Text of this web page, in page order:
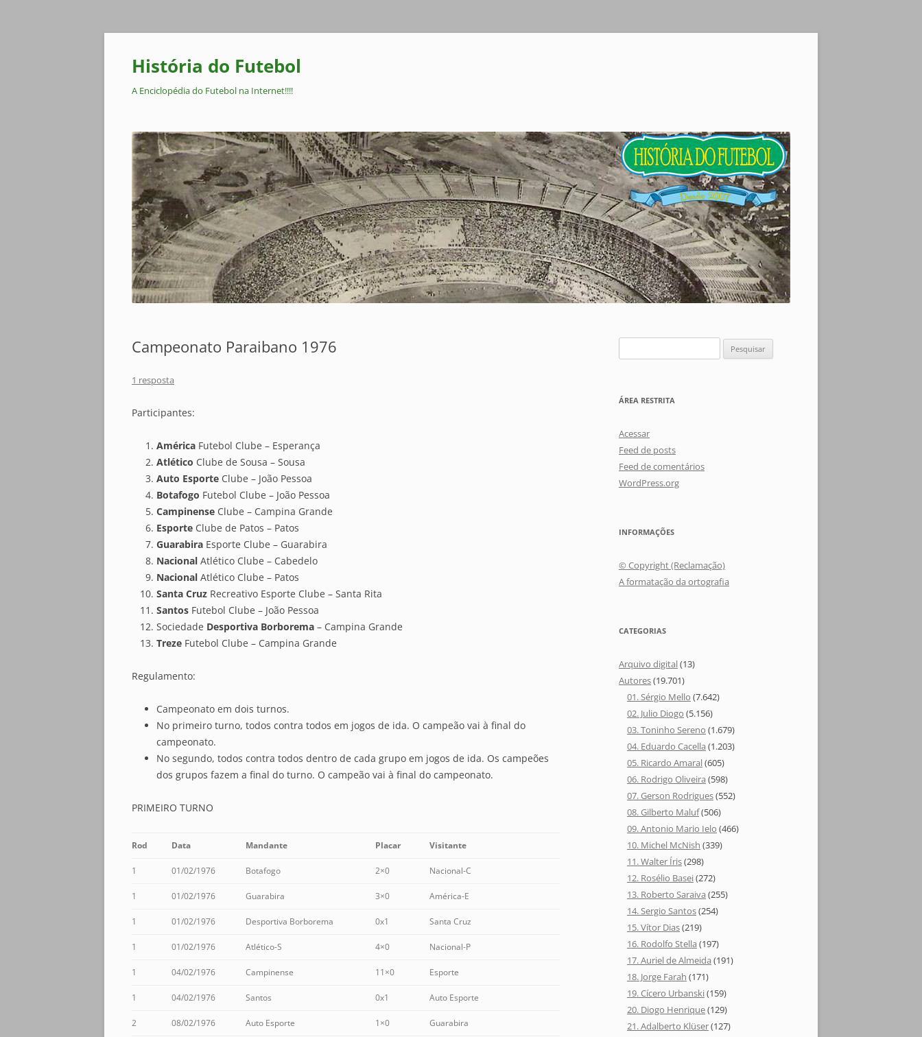
Pular
conteúdo
História do Futebol
A Enciclopédia do Futebol na Internet!!!!
Campeonato Paraibano 1976
1 resposta
Participantes:
América Futebol Clube – Esperança
Atlético Clube de Sousa – Sousa
Auto Esporte Clube – João Pessoa
Botafogo Futebol Clube – João Pessoa
Campinense Clube – Campina Grande
Esporte Clube de Patos – Patos
Guarabira Esporte Clube – Guarabira
Nacional Atlético Clube – Cabedelo
Nacional Atlético Clube – Patos
Santa Cruz Recreativo Esporte Clube – Santa Rita
Santos Futebol Clube – João Pessoa
Sociedade Desportiva Borborema – Campina Grande
Treze Futebol Clube – Campina Grande
Regulamento:
Campeonato em dois turnos.
No primeiro turno, todos contra todos em jogos de ida. O campeão vai à final do
campeonato.
No segundo, todos contra todos dentro de cada grupo em jogos de ida. Os campeões
dos grupos fazem a final do turno. O campeão vai à final do campeonato.
PRIMEIRO TURNO
Rod Data Mandante Placar Visitante
1 01/02/1976 Botafogo 2×0 Nacional-C
1 01/02/1976 Guarabira 3×0 América-E
1 01/02/1976 Desportiva Borborema 0x1 Santa Cruz
1 01/02/1976 Atlético-S 4×0 Nacional-P
1 04/02/1976 Campinense 11×0 Esporte
1 04/02/1976 Santos 0x1 Auto Esporte
2 08/02/1976 Auto Esporte 1×0 Guarabira
por:
ÁREA RESTRITA
Acessar
Feed de posts
Feed de comentários
WordPress.org
INFORMAÇÕES
© Copyright (Reclamação)
A formatação da ortografia
CATEGORIAS
Arquivo digital(13)
Autores(19.701)
01. Sérgio Mello (7.642)
02. Julio Diogo (5.156)
03. Toninho Sereno (1.679)
04. Eduardo Cacella (1.203)
05. Ricardo Amaral(605)
06. Rodrigo Oliveira (598)
07. Gerson Rodrigues(552)
08. Gilberto Maluf(506)
09. Antonio Mario Ielo (466)
10. Michel McNish (339)
11. Walter Íris(298)
12. Rosélio Basei(272)
13. Roberto Saraiva (255)
14. Sergio Santos(254)
15. Vítor Dias(219)
16. Rodolfo Stella (197)
17. Auriel de Almeida (191)
18. Jorge Farah (171)
19. Cícero Urbanski(159)
20. Diogo Henrique(129)
21. Adalberto Klüser(127)